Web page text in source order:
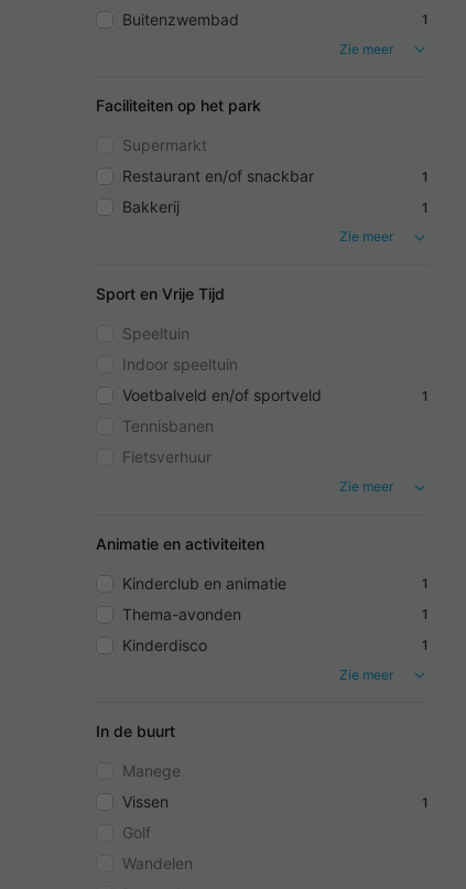
Buitenzwembad
1
Zie meer
Faciliteiten op het park
Supermarkt
Restaurant en/of snackbar
1
Bakkerij
1
Zie meer
Sport en Vrije Tijd
Speeltuin
Indoor speeltuin
Voetbalveld en/of sportveld
1
Tennisbanen
Fietsverhuur
Zie meer
Animatie en activiteiten
Kinderclub en animatie 1
Thema-avonden 1
Kinderdisco
1
Zie meer
In de buurt
Manege
Vissen
1
Golf
Wandelen